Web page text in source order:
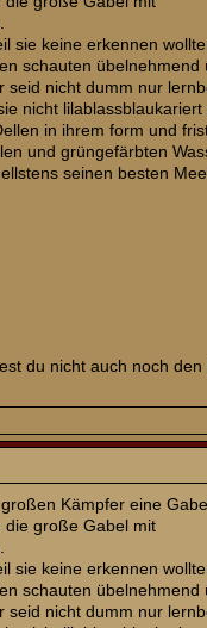
sie keine erkennen
schauten
seid nicht dumm nur
nicht
in ihrem form und
und grüngefärbten
seinen besten
du nicht auch noch
Kämpfer eine
die große Gabel mit
sie keine erkennen
schauten
seid nicht dumm nur